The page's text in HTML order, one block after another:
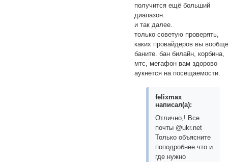
получится ещё больший
диапазон.
и так далее.
только советую проверять,
каких провайдеров вы
баните. бан билайн, корбина,
мтс, мегафон вам здорово
аукнется на посещаемости.
felixmax
написал(а):
Отлично,! Все
почты @ukr.net
Только объясните
поподробнее что и
где нужно